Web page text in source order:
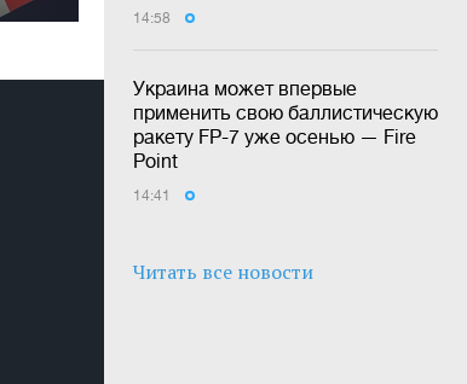
14:58
Украина может впервые
применить свою баллистическую
ракету FP-7 уже осенью — Fire
Point
14:41
Читать все новости